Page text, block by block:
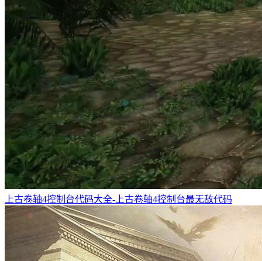
上古卷轴4控制台代码大全-上古卷轴4控制台最无敌代码